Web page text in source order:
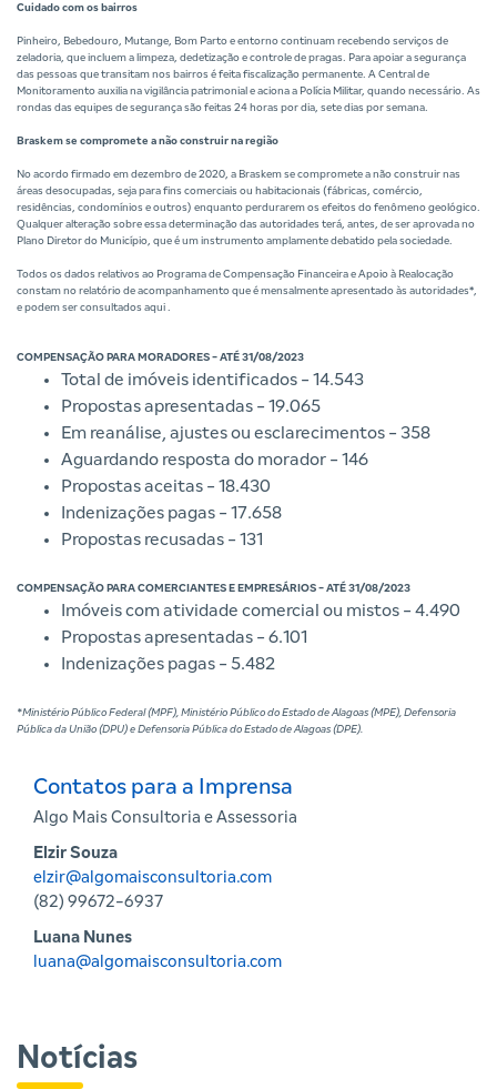
Cuidado com os bairros
Pinheiro, Bebedouro, Mutange, Bom Parto e entorno continuam recebendo serviços de
zeladoria, que incluem a limpeza, dedetização e controle de pragas. Para apoiar a segurança
das pessoas que transitam nos bairros é feita fiscalização permanente. A Central de
Monitoramento auxilia na vigilância patrimonial e aciona a Polícia Militar, quando necessário. As
rondas das equipes de segurança são feitas 24 horas por dia, sete dias por semana.
Braskem se compromete a não construir na região
No acordo firmado em dezembro de 2020, a Braskem se compromete a não construir nas
áreas desocupadas, seja para fins comerciais ou habitacionais (fábricas, comércio,
residências, condomínios e outros) enquanto perdurarem os efeitos do fenômeno geológico.
Qualquer alteração sobre essa determinação das autoridades terá, antes, de ser aprovada no
Plano Diretor do Município, que é um instrumento amplamente debatido pela sociedade.
Todos os dados relativos ao Programa de Compensação Financeira e Apoio à Realocação
constam no relatório de acompanhamento que é mensalmente apresentado às autoridades*,
e podem ser consultados aqui
COMPENSAÇÃO PARA MORADORES - ATÉ 31/08/2023
Total de imóveis identificados - 14.543
Propostas apresentadas - 19.065
Em reanálise, ajustes ou esclarecimentos - 358
Aguardando resposta do morador - 146
Propostas aceitas - 18.430
Indenizações pagas - 17.658
Propostas recusadas - 131
COMPENSAÇÃO PARA COMERCIANTES E EMPRESÁRIOS - ATÉ 31/08/2023
Imóveis com atividade comercial ou mistos - 4.490
Propostas apresentadas - 6.101
Indenizações pagas - 5.482
*Ministério Público Federal (MPF), Ministério Público do Estado de Alagoas (MPE), Defensoria
Pública da União (DPU) e Defensoria Pública do Estado de Alagoas (DPE).
Contatos para a Imprensa
Algo Mais Consultoria e Assessoria
Elzir Souza
elzir@algomaisconsultoria.com
(82) 99672-6937
Luana Nunes
luana@algomaisconsultoria.com
Notícias